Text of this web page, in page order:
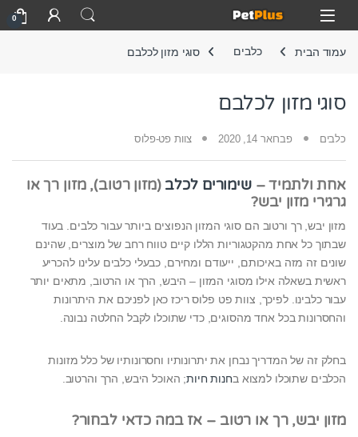
Skip to navigation
Skip to content
Open
0
עמוד הבית כלבים סוגי מזון לכלבם
סוגי מזון לכלבם
כלבים פברואר 14, 2020 צוות פט-פלוס
אחת ולתמיד –שימורים לכלב (מזון רטוב), מזון רך או
גרגירי מזון יבש?
מזון יבש, רך ורטוב הם סוגי המזון הנפוצים ביותר עבור כלבים. בעוד
שבתוך כל אחת מהקטגוריות הללו קיים טווח רחב של מוצרים, שהינם
שונים זה מזה באיכותם, ייעודם ומחירם, כבעלי כלבים עלינו להכריע
ראשית בשאלה אילו מסוגי המזון – היבש, הרך או הרטוב, מתאים יותר
עבור כלבינו. לפיכך, צוות פט פלוס ריכז כאן לפניכם את היתרונות
והחסרונות בכל אחד מהסוגים, כדי שתוכלו לקבל החלטה נבונה.
בחלק זה של המדריך נבחן את יתרונותיו וחסרונותיו של כלל מזונות
הכלבים שתוכלו למצוא בחנות חיות; האוכל היבש, הרך והרטוב.
מזון יבש, רך או רטוב – אז במה כדאי לבחור?